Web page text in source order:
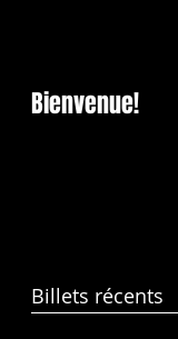
Bienvenue!
Billets récents